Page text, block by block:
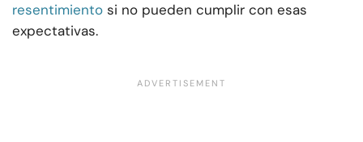
resentimiento si no pueden cumplir con esas
expectativas.